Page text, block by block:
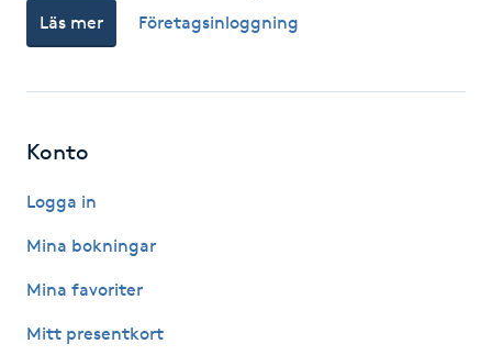
Idrottsmassage
IR-massage
Japansk massage
Läs mer Företagsinloggning
Konto
Logga in
Mina bokningar
Mina favoriter
Mitt presentkort